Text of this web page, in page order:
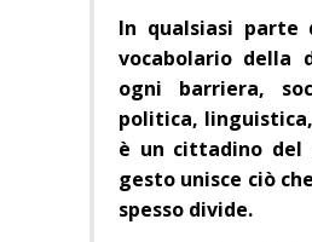
In qualsiasi parte
vocabolario della
ogni barriera,
politica,
è un cittadino del
gesto unisce ciò
spesso divide.